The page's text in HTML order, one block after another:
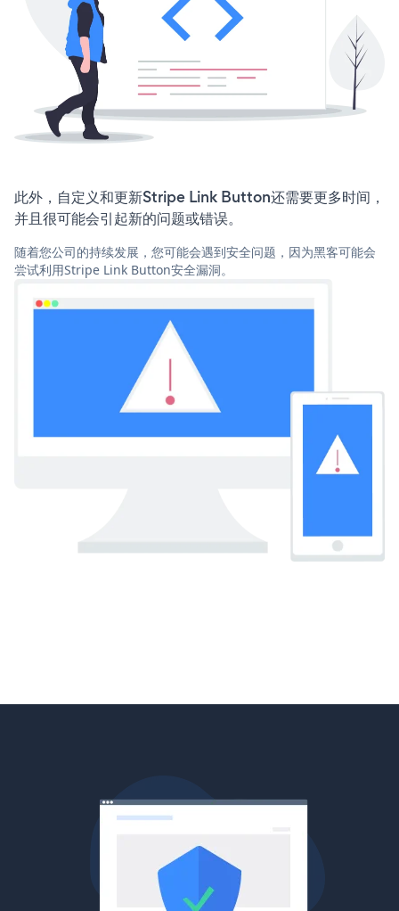
此外，自定义和更新Stripe Link Button还需要更多时间，
并且很可能会引起新的问题或错误。
随着您公司的持续发展，您可能会遇到安全问题，因为黑客可能会
尝试利用Stripe Link Button安全漏洞。